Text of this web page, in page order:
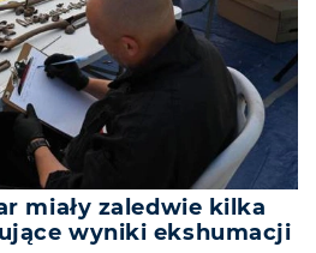
miały zaledwie kilka
wyniki ekshumacji